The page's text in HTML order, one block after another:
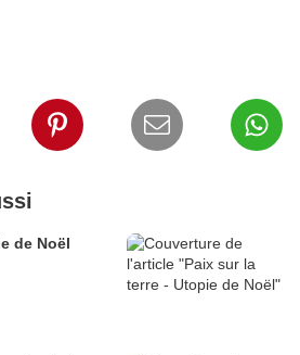
Paix sur la terre - Utopie de Noël